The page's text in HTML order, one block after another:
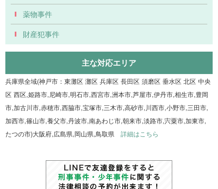
薬物事件
財産犯事件
主な対応エリア
兵庫県全域(神戸市：東灘区 灘区 兵庫区 長田区 須磨区 垂水区 北区 中央
区 西区,姫路市,尼崎市,明石市,西宮市,洲本市,芦屋市,伊丹市,相生市,豊岡
市,加古川市,赤穂市,西脇市,宝塚市,三木市,高砂市,川西市,小野市,三田市,
加西市,篠山市,養父市,丹波市,南あわじ市,朝来市,淡路市,宍粟市,加東市,
たつの市)大阪府,広島県,岡山県,鳥取県詳細はこちら